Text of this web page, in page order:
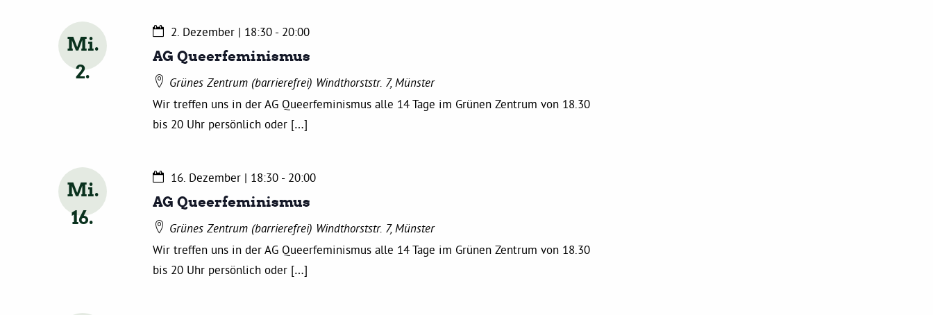
Mi.
2
AG Queerfeminismus
2. Dezember | 18:30- 20:00
Grünes Zentrum (barrierefrei) Windthorststr. 7, Münster
Wir treffen uns in der AG Queerfeminismus alle 14 Tage im Grünen Zentrum von 18.30
bis 20 Uhr persönlich oder […]
Mi.
16
AG Queerfeminismus
16. Dezember | 18:30- 20:00
Grünes Zentrum (barrierefrei) Windthorststr. 7, Münster
Wir treffen uns in der AG Queerfeminismus alle 14 Tage im Grünen Zentrum von 18.30
bis 20 Uhr persönlich oder […]